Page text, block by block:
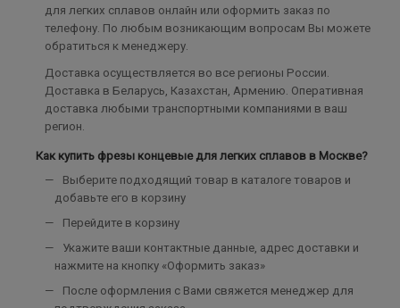
для легких сплавов онлайн или оформить заказ по
телефону. По любым возникающим вопросам Вы можете
обратиться к менеджеру.
Доставка осуществляется во все регионы России.
Доставка в Беларусь, Казахстан, Армению. Оперативная
доставка любыми транспортными компаниями в ваш
регион.
Как купить фрезы концевые для легких сплавов в Москве?
Выберите подходящий товар в каталоге товаров и
добавьте его в корзину
Перейдите в корзину
Укажите ваши контактные данные, адрес доставки и
нажмите на кнопку «Оформить заказ»
После оформления с Вами свяжется менеджер для